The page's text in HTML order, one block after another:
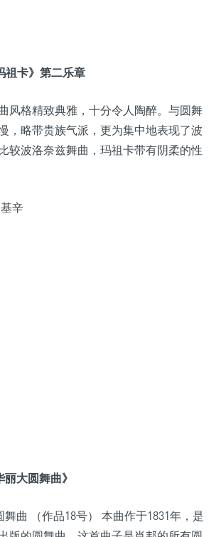
祖卡》第二乐章
风格精致典雅，十分令人陶醉。与圆舞
，略带贵族气派，更为集中地表现了波
较波洛奈兹舞曲，玛祖卡带有阴柔的性
辛
大圆舞曲》
曲 （作品18号） 本曲作于1831年，是